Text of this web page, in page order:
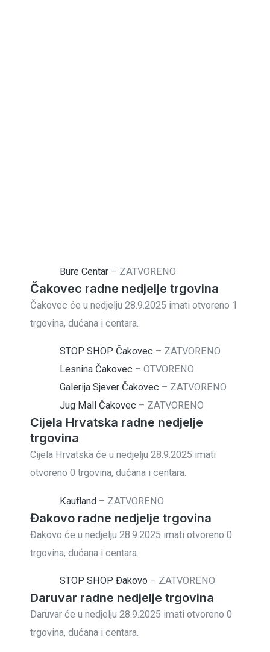
Bure Centar – ZATVORENO
Čakovec radne nedjelje trgovina
Čakovec će u nedjelju 28.9.2025 imati otvoreno 1
trgovina, dućana i centara.
STOP SHOP Čakovec – ZATVORENO
Lesnina Čakovec –OTVORENO
Galerija Sjever Čakovec – ZATVORENO
Jug Mall Čakovec – ZATVORENO
Cijela Hrvatska radne nedjelje
trgovina
Cijela Hrvatska će u nedjelju 28.9.2025 imati
otvoreno 0 trgovina, dućana i centara.
Kaufland – ZATVORENO
Đakovo radne nedjelje trgovina
Đakovo će u nedjelju 28.9.2025 imati otvoreno 0
trgovina, dućana i centara.
STOP SHOP Đakovo – ZATVORENO
Daruvar radne nedjelje trgovina
Daruvar će u nedjelju 28.9.2025 imati otvoreno 0
trgovina, dućana i centara.